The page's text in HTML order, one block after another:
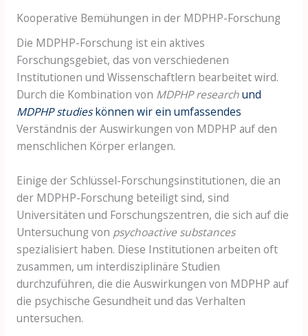
Kooperative Bemühungen in der MDPHP-Forschung
Die MDPHP-Forschung ist ein aktives
Forschungsgebiet, das von verschiedenen
Institutionen und Wissenschaftlern bearbeitet wird.
Durch die Kombination von MDPHP researchund
MDPHP studieskönnen wir ein umfassendes
Verständnis der Auswirkungen von MDPHP auf den
menschlichen Körper erlangen.
Einige der Schlüssel-Forschungsinstitutionen, die an
der MDPHP-Forschung beteiligt sind, sind
Universitäten und Forschungszentren, die sich auf die
Untersuchung von psychoactive substances
spezialisiert haben. Diese Institutionen arbeiten oft
zusammen, um interdisziplinäre Studien
durchzuführen, die die Auswirkungen von MDPHP auf
die psychische Gesundheit und das Verhalten
untersuchen.